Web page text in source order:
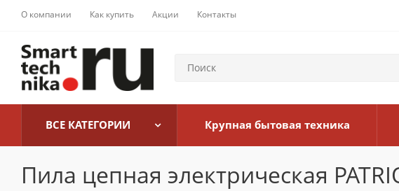
О компании Как купить Акции Контакты
ВСЕ КАТЕГОРИИ Крупная бытовая техника
Пила цепная электрическая